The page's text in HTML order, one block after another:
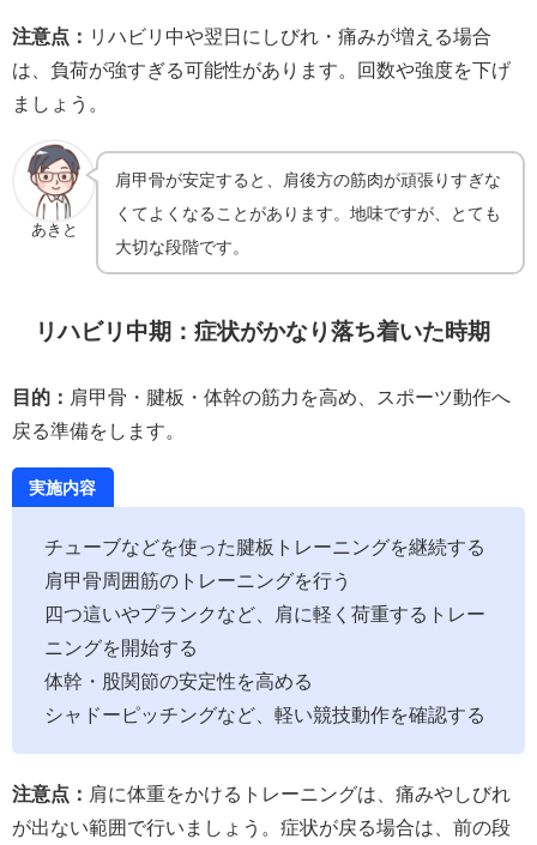
注意点： リハビリ中や翌日にしびれ・痛みが増える場合
は、負荷が強すぎる可能性があります。回数や強度を下げ
ましょう。
あきと
肩甲骨が安定すると、肩後方の筋肉が頑張りすぎな
くてよくなることがあります。地味ですが、とても
大切な段階です。
リハビリ中期：症状がかなり落ち着いた時期
目的： 肩甲骨・腱板・体幹の筋力を高め、スポーツ動作へ
戻る準備をします。
実施内容
チューブなどを使った腱板トレーニングを継続する
肩甲骨周囲筋のトレーニングを行う
四つ這いやプランクなど、肩に軽く荷重するトレー
ニングを開始する
体幹・股関節の安定性を高める
シャドーピッチングなど、軽い競技動作を確認する
注意点： 肩に体重をかけるトレーニングは、痛みやしびれ
が出ない範囲で行いましょう。症状が戻る場合は、前の段